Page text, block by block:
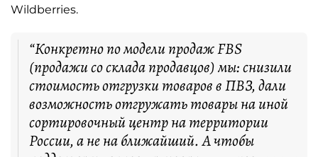
Wildberries.
“Конкретно по модели продаж FBS
(продажи со склада продавцов) мы: снизили
стоимость отгрузки товаров в ПВЗ, дали
возможность отгружать товары на иной
сортировочный центр на территории
России, а не на ближайший. А чтобы